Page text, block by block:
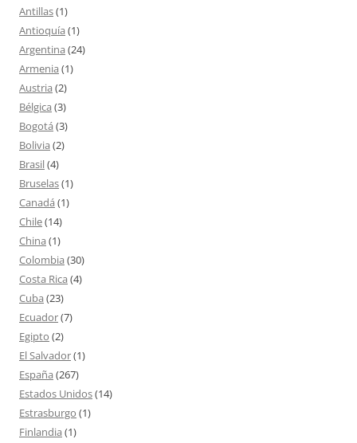
Antillas(1)
Antioquía (1)
Argentina (24)
Armenia (1)
Austria (2)
Bélgica (3)
Bogotá (3)
Bolivia (2)
Brasil(4)
Bruselas(1)
Canadá (1)
Chile(14)
China (1)
Colombia (30)
Costa Rica (4)
Cuba (23)
Ecuador(7)
Egipto (2)
El Salvador(1)
España (267)
Estados Unidos(14)
Estrasburgo (1)
Finlandia (1)